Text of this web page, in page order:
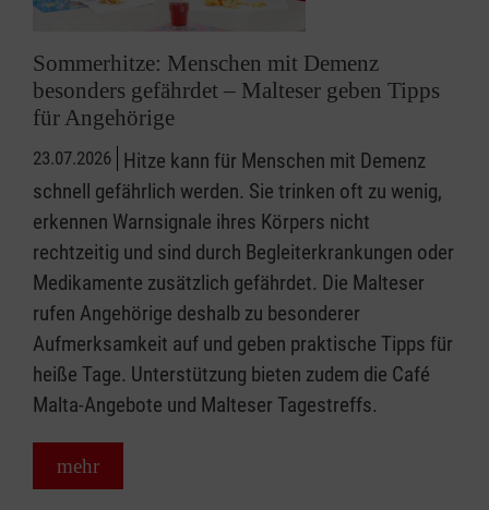
Sommerhitze: Menschen mit Demenz
besonders gefährdet – Malteser geben Tipps
für Angehörige
23.07.2026 Hitze kann für Menschen mit Demenz
schnell gefährlich werden. Sie trinken oft zu wenig,
erkennen Warnsignale ihres Körpers nicht
rechtzeitig und sind durch Begleiterkrankungen oder
Medikamente zusätzlich gefährdet. Die Malteser
rufen Angehörige deshalb zu besonderer
Aufmerksamkeit auf und geben praktische Tipps für
heiße Tage. Unterstützung bieten zudem die Café
Malta-Angebote und Malteser Tagestreffs.
mehr